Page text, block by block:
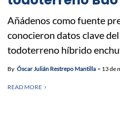
Añádenos como fuente
conocieron datos clave
todoterreno híbrido
By Óscar Julián Restrepo Mantilla 13 de
READ MORE